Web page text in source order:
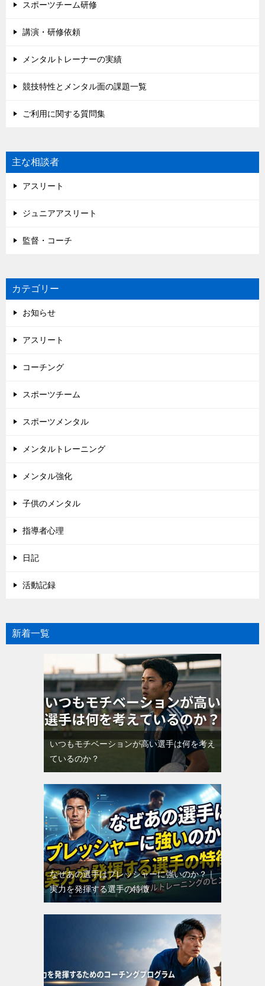
スポーツチーム研修
講演・研修依頼
メンタルトレーナーの実績
競技特性とメンタル面の課題一覧
ご利用に関する質問集
主な相談者
アスリート
ジュニアアスリート
監督・コーチ
カテゴリー
お知らせ
アスリート
コーチング
スポーツチーム
スポーツメンタル
メンタルトレーニング
メンタル強化
子供のメンタル
指導者心理
日記
活動記録
新着一覧
いつもモチベーションが高い選手は何を考え
ているのか？
なぜあの選手はプレッシャーに強いのか？｜
実力を発揮する選手の特徴